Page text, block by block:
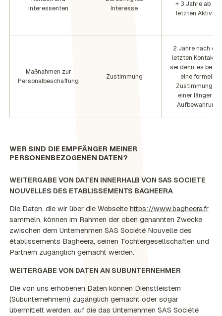
Interessenten
Interesse
+ 3 Jahre ab der
letzten Aktivität
Maßnahmen zur
Personalbeschaffung
Zustimmung
2 Jahre nach
letzten Kontakt,
sei denn, es
eine formelle
Zustimmung zu
einer längeren
Aufbewahrung.
WER SIND DIE EMPFÄNGER MEINER
PERSONENBEZOGENEN DATEN?
WEITERGABE VON DATEN INNERHALB VON SAS SOCIETE
NOUVELLES DES ETABLISSEMENTS BAGHEERA
Die Daten, die wir über die Webseitehttps://www.bagheera.fr
sammeln, können im Rahmen der oben genannten Zwecke
zwischen dem Unternehmen SAS Société Nouvelle des
établissements Bagheera, seinen Tochtergesellschaften und
Partnern zugänglich gemacht werden.
WEITERGABE VON DATEN AN SUBUNTERNEHMER
Die von uns erhobenen Daten können Dienstleistern
(Subunternehmern) zugänglich gemacht oder sogar
übermittelt werden, auf die das Unternehmen SAS Société